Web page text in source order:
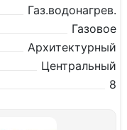
Газ.водонагрев.
Газовое
Архитектурный
Центральный
8